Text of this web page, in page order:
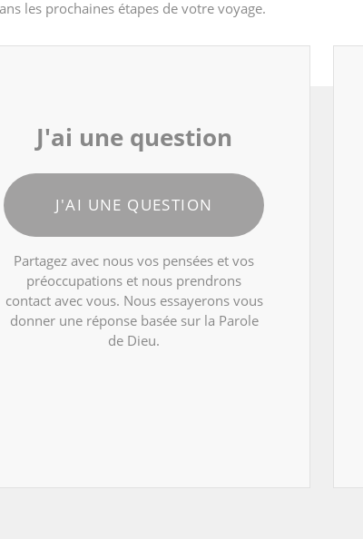
les prochaines étapes de votre voyage.
J'ai une question
J'AI UNE QUESTION
Partagez avec nous vos pensées et vos
préoccupations et nous prendrons
contact avec vous. Nous essayerons vous
donner une réponse basée sur la Parole
de Dieu.